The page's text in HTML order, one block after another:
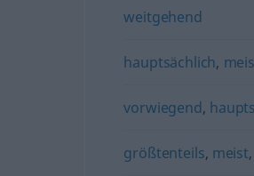
weitgehend
hauptsächlich,
vorwiegend,
größtenteils, meist